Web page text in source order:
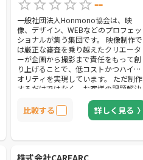
--
一般社団法人Honmono協会は、映
像、デザイン、WEBなどのプロフェッ
ショナルが集う集団です。 映像制作で
は厳正な審査を乗り越えたクリエータ
ーが企画から撮影まで責任をもって創
り上げることで、低コストかつハイク
オリティを実現しています。 ただ制作
するだけではなく、お客様の課題解決
やご要望に合った世界観を完璧に実現
することで、高い満足度で提供するこ
とが可能です。 動画の活用方法なども
す。
比較する 詳しく見る